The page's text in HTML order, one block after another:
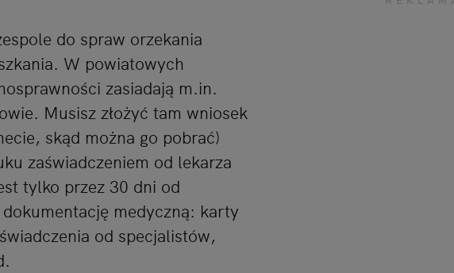
do spraw orzekania
W powiatowych
zasiadają m.in.
Musisz złożyć tam wniosek
skąd można go pobrać)
zaświadczeniem od lekarza
tylko przez 30 dni od
medyczną: karty
od specjalistów,